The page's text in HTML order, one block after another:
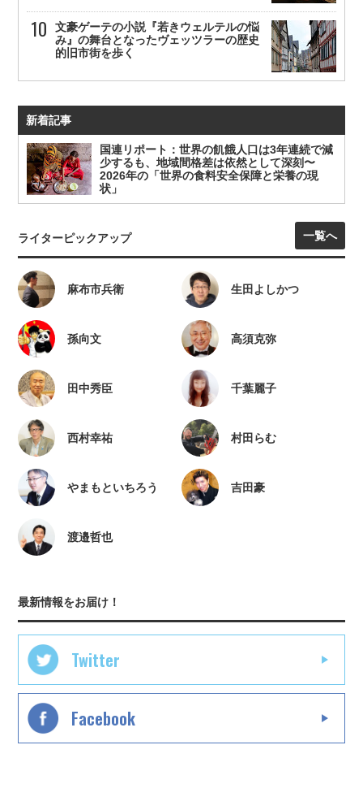
文豪ゲーテの小説『若きウェルテルの悩
み』の舞台となったヴェッツラーの歴史
的旧市街を歩く
新着記事
国連リポート：世界の飢餓人口は3年連続で減
少するも、地域間格差は依然として深刻〜
2026年の「世界の食料安全保障と栄養の現
状」
ライターピックアップ 一覧へ
麻布市兵衛 生田よしかつ
孫向文 高須克弥
田中秀臣 千葉麗子
西村幸祐 村田らむ
やまもといちろう 吉田豪
渡邉哲也
最新情報をお届け！
Twitter
Facebook